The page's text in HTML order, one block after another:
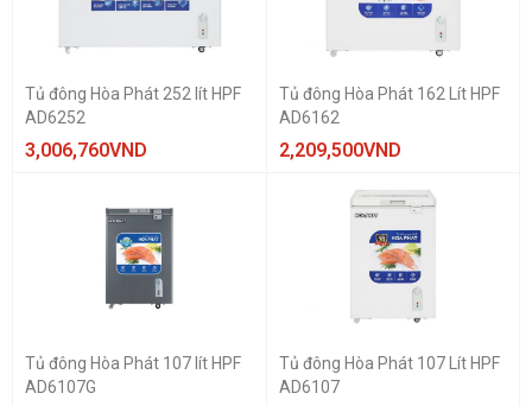
Tủ đông Hòa Phát 252 lít HPF
AD6252
3,006,760VND
Tủ đông Hòa Phát 162 Lít HPF
AD6162
2,209,500VND
Tủ đông Hòa Phát 107 lít HPF
AD6107G
Tủ đông Hòa Phát 107 Lít HPF
AD6107